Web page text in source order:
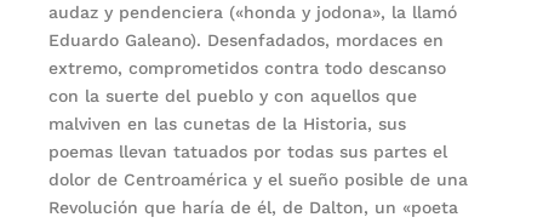
audaz y pendenciera («honda y jodona», la llamó
Eduardo Galeano). Desenfadados, mordaces en
extremo, comprometidos contra todo descanso
con la suerte del pueblo y con aquellos que
malviven en las cunetas de la Historia, sus
poemas llevan tatuados por todas sus partes el
dolor de Centroamérica y el sueño posible de una
Revolución que haría de él, de Dalton, un «poeta